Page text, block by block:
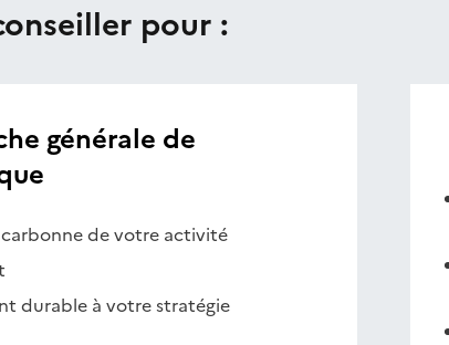
pour :
générale de
de votre activité
durable à votre stratégie